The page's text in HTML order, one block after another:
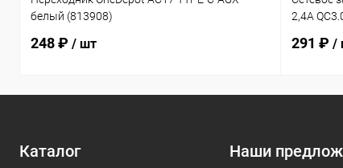
белый (813908)
248 ₽ / шт
2,4A
291 ₽ /
Каталог Наши